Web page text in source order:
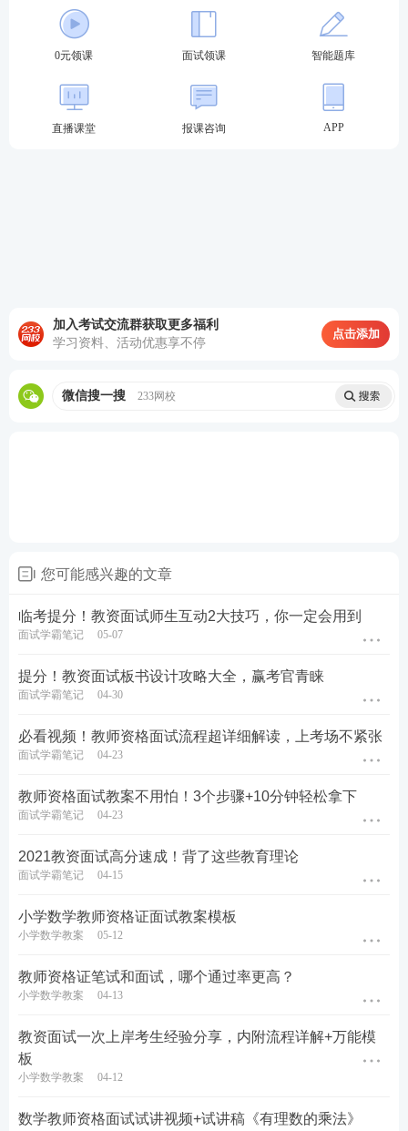
量时间看教材
完全不看教材
在阅读教材时，根据面试涉及的课
题类型来分类型备考
根据目录，了解教材的基本框架和
体系，挑选自己不熟悉的篇
目来阅读，毕竟考试会给出知识点相
2、完成试讲的四个环节：导入-新授-
巩固-小结；
现新课改理念；
八 、板书就是
把重点写上去
板书不仅把课堂的精华写上去，还要
1、板书整洁、布局合理且重点突出；
、不要写太多，太多时间写板书，导
致课堂沉闷乏味。
九、不会的问
题就瞎掰呗
遇到自己不会的问题，如果胡说八
2、选取题干中的某一关键词进行延申
十、考官按照
格打分的
毛病，找出你的缺点，然后把这部分
第二就是给你找亮点，
0元领课 面试领课 智能题库
直播课堂 报课咨询 APP
加入考试交流群获取更多福利
学习资料、活动优惠享不停
点击添加
微信搜一搜 233网校
您可能感兴趣的文章
临考提分！教资面试师生互动2大技巧，你一定会用到
面试学霸笔记 05-07
提分！教资面试板书设计攻略大全，赢考官青睐
面试学霸笔记 04-30
必看视频！教师资格面试流程超详细解读，上考场不紧张
面试学霸笔记 04-23
教师资格面试教案不用怕！3个步骤+10分钟轻松拿下
面试学霸笔记 04-23
2021教资面试高分速成！背了这些教育理论
面试学霸笔记 04-15
小学数学教师资格证面试教案模板
小学数学教案 05-12
教师资格证笔试和面试，哪个通过率更高？
小学数学教案 04-13
教资面试一次上岸考生经验分享，内附流程详解+万能模
板
小学数学教案 04-12
数学教师资格面试试讲视频+试讲稿《有理数的乘法》